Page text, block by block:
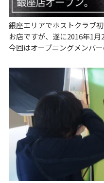
銀座エリアでホストクラブ
お店ですが、遂に2016年1月
今回はオープニングメンバ